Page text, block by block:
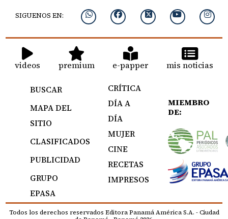
SIGUENOS EN:
videos premium e-papper mis noticias
BUSCAR
MAPA DEL
SITIO
CLASIFICADOS
PUBLICIDAD
GRUPO
EPASA
CRÍTICA
DÍA A
DÍA
MUJER
CINE
RECETAS
IMPRESOS
MIEMBRO
DE:
Todos los derechos reservados Editora Panamá América S.A. - Ciudad